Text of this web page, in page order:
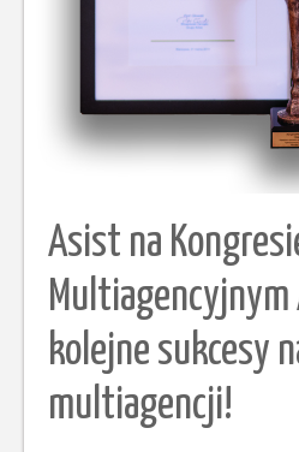
Asist na
Multiagencyjnym
kolejne sukcesy
multiagencji!